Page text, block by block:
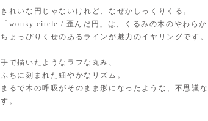
きれいな円じゃないけれど、なぜかしっくりくる。
「wonky circle / 歪んだ円」は、くるみの木のやわらか
ちょっぴりくせのあるラインが魅力のイヤリングです。
手で描いたようなラフな丸み、
ふちに刻まれた細やかなリズム。
まるで木の呼吸がそのまま形になったような、不思議
す。